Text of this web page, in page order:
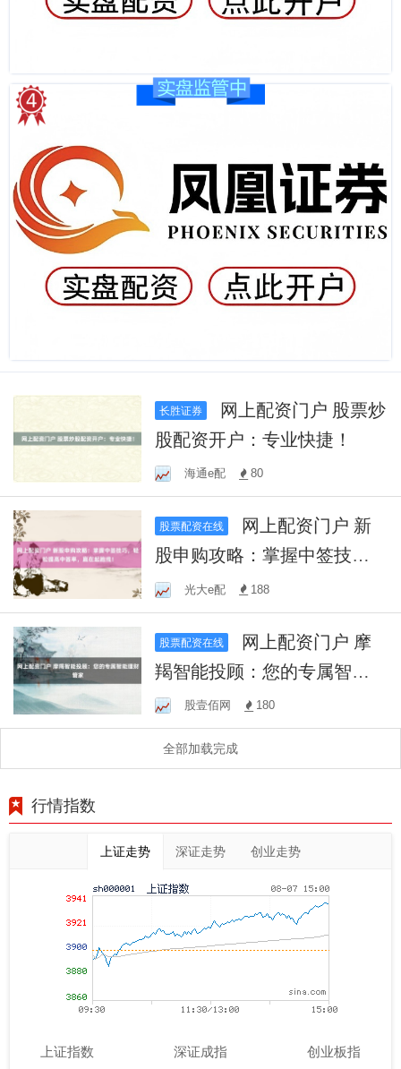
长胜证券
股配资开户：专业快捷！
海通e配 80
股票配资在线
股申购攻略：掌握中签技
巧，轻松提高中签率，赢在
起跑线！
光大e配 188
股票配资在线
羯智能投顾：您的专属智能
理财管家
股壹佰网 180
全部加载完成
行情指数
上证走势 深证走势 创业走势
上证指数 深证成指 创业板指